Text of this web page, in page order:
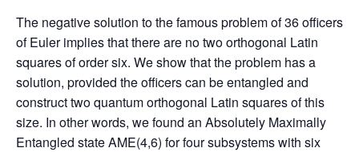
The negative solution to the famous problem of 36 officers
of Euler implies that there are no two orthogonal Latin
squares of order six. We show that the problem has a
solution, provided the officers can be entangled and
construct two quantum orthogonal Latin squares of this
size. In other words, we found an Absolutely Maximally
Entangled state AME(4,6) for four subsystems with six